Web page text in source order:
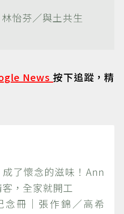
林怡芬／與土共生
News按下追蹤，精
了懷念的滋味！Ann
，全家就開工
冊｜張作錦／高希